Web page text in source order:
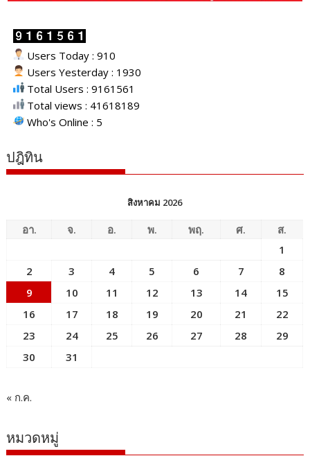
Users Today : 910
Users Yesterday : 1930
Total Users : 9161561
Total views : 41618189
Who's Online : 5
ปฎิทิน
สิงหาคม 2026
อา. จ. อ. พ. พฤ. ศ.
ส.
1
2
3 4 5 6 7
8
9
10 11 12 13 14
15
16
17 18 19 20 21
22
23
24 25 26 27 28
29
30
31
« ก.ค.
หมวดหมู่